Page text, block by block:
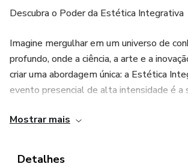
Descubra o Poder da Estética Integrativa
Imagine mergulhar em um universo de
profundo, onde a ciência, a arte e a
criar uma abordagem única: a Estética
evento presencial de alta intensidade é a
lucrativa, enquanto se posiciona como um
Mostrar mais
Detalhes